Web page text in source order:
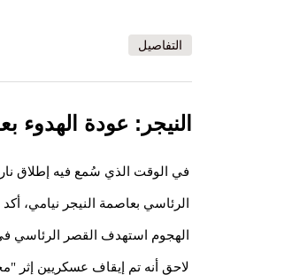
التفاصيل
النيجر: عودة الهدوء
في الوقت الذي سُمع فيه إطلاق نار
الهجوم استهدف القصر الرئاسي
لاحق أنه تم إيقاف عسكريين إثر